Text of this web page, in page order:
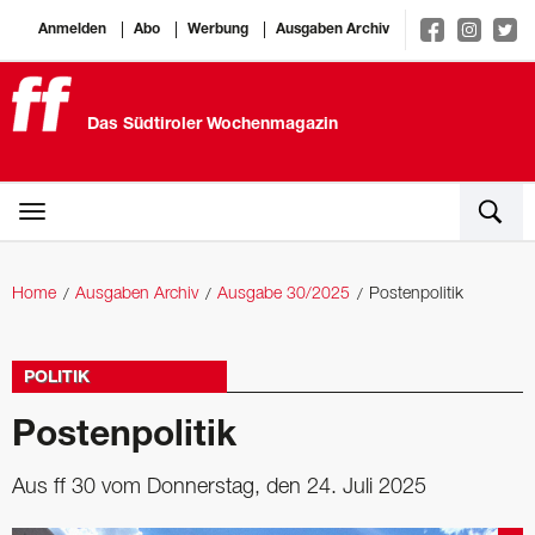
Anmelden Abo Werbung Ausgaben Archiv
Das Südtiroler Wochenmagazin
Home Ausgaben Archiv Ausgabe 30/2025 Postenpolitik
POLITIK
Postenpolitik
Aus ff 30 vom Donnerstag, den 24. Juli 2025